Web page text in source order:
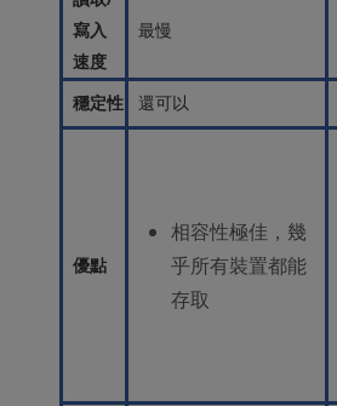
寫入
速度
最慢
穩定性 還可以
優點
相容性極佳，幾
乎所有裝置都能
存取